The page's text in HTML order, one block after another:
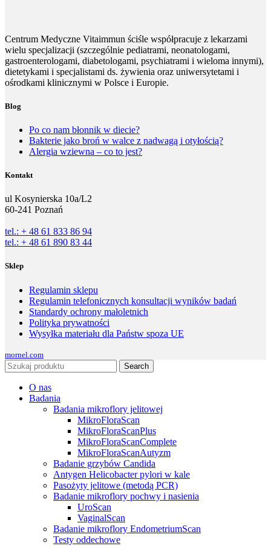
Centrum Medyczne Vitaimmun ściśle współpracuje z lekarzami
wielu specjalizacji (szczególnie pediatrami, neonatologami,
gastroenterologami, diabetologami, psychiatrami i wieloma innymi),
dietetykami i specjalistami ds. żywienia oraz uniwersytetami i
ośrodkami klinicznymi w Polsce i Europie.
Blog
Po co nam błonnik w diecie?
Bakterie jako broń w walce z nadwagą i otyłością?
Alergia wziewna – co to jest?
Kontakt
ul Kosynierska 10a/L2
60-241 Poznań
tel.: + 48 61 833 86 94
tel.: + 48 61 890 83 44
Sklep
Regulamin sklepu
Regulamin telefonicznych konsultacji wyników badań
Standardy ochrony małoletnich
Polityka prywatności
Wysyłka materiału dla Państw spoza UE
mornel.com
Search
O nas
Badania
Badania mikroflory jelitowej
MikroFloraScan
MikroFloraScanPlus
MikroFloraScanComplete
MikroFloraScanAutyzm
Badanie grzybów Candida
Antygen Helicobacter pylori w kale
Pasożyty jelitowe (metodą PCR)
Badanie mikroflory pochwy i nasienia
UroScan
VaginalScan
Badanie mikroflory EndometriumScan
Testy oddechowe